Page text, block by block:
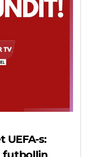
UEFA-s: